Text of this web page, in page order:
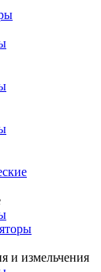
и измельчения